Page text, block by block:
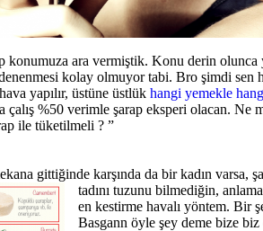
konumuza ara vermiştik. Konu derin olunca
kolay olmuyor tabi. Bro şimdi
yapılır, üstüne üstlük hangi yemekle
çalış %50 verimle şarap eksperi olacan.
ile tüketilmeli ? ”
gittiğinde karşında da bir kadın
tadını tuzunu bilmediğin,
en kestirme havalı yöntem. Bir
Basgann öyle şey deme bize